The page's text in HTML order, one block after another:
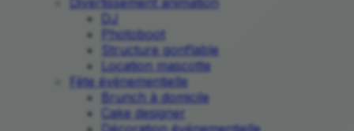
DJ
Photoboot
Structure gonflable
Location mascotte
Fête événementielle
Brunch à domicile
Cake designer